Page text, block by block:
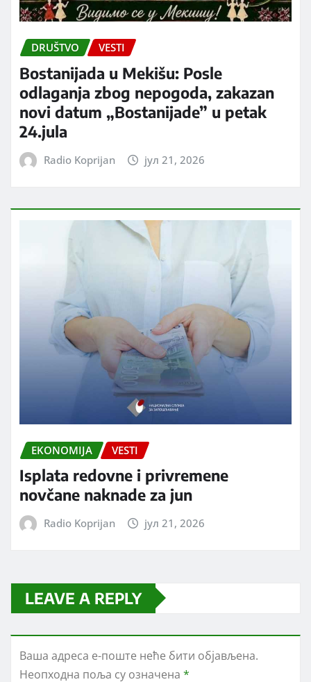
DRUŠTVO VESTI
Bostanijada u Mekišu: Posle
odlaganja zbog nepogoda, zakazan
novi datum „Bostanijade” u petak
24.jula
Radio Koprijan јул 21, 2026
EKONOMIJA VESTI
Isplata redovne i privremene
novčane naknade za jun
Radio Koprijan јул 21, 2026
LEAVE A REPLY
Ваша адреса е-поште неће бити објављена.
Неопходна поља су означена *